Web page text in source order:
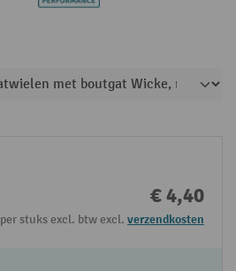
€ 4,40
per stuks excl. btw excl. verzendkosten